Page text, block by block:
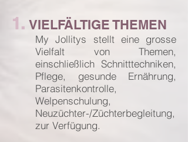
1. VIELFÄLTIGE THEMEN
My Jollitys stellt eine grosse
Vielfalt von Themen,
einschließlich Schnitttechniken,
Pflege, gesunde Ernährung,
Parasitenkontrolle,
Welpenschulung,
Neuzüchter-/Züchterbegleitung,
zur Verfügung.